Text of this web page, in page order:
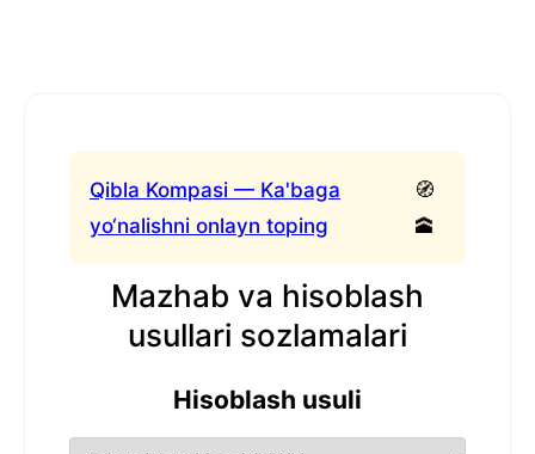
Qibla Kompasi — Ka'baga
yo‘nalishni onlayn toping
🧭
🕋
Mazhab va hisoblash
usullari sozlamalari
Hisoblash usuli